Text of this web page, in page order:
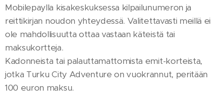
Mobilepaylla kisakeskuksessa kilpailunumeron ja
reittikirjan noudon yhteydessä. Valitettavasti meillä ei
ole mahdollisuutta ottaa vastaan käteistä tai
maksukortteja.
Kadonneista tai palauttamattomista emit-korteista,
jotka Turku City Adventure on vuokrannut, peritään
100 euron maksu.